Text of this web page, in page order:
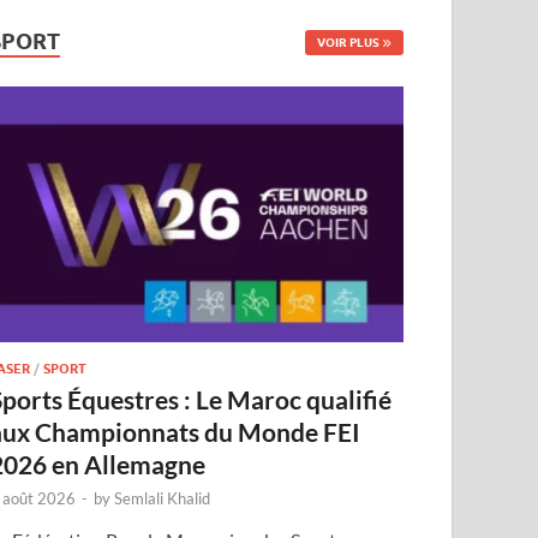
VOIR PLUS
/SPORT
Équestres : Le Maroc qualifié
Championnats du Monde FEI
en Allemagne
2026 - bySemlali Khalid